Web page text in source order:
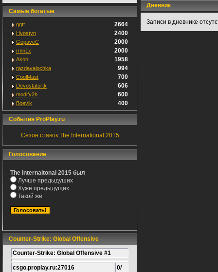
Самые богатые
ggtt 2664
Hvostyn 2400
GopaveC 2000
rmn1x 2000
Akon 1958
razdavalochka 994
CoolMast 700
Devostatortk 606
modify2h 600
Boevik 400
События ProPlay.ru
Сезон ставок The International 2015
Голосование
The Internaitonal 2015 был
Лучше предыдуших
Хуже предыдущих
Такой же
Counter-Strike: Global Offensive
Counter-Strike: Global Offensive #1
csgo.proplay.ru:27016 0/
Дневник
Записи в дневнике